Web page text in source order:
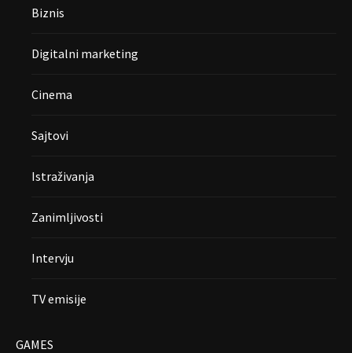
Biznis
Digitalni marketing
Cinema
Sajtovi
Istraživanja
Zanimljivosti
Intervju
TV emisije
GAMES